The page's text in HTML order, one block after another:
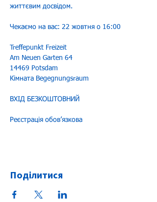
життєвим досвідом.
Чекаємо на вас: 22 жовтня о 16:00
Treffepunkt Freizeit
Am Neuen Garten 64
14469 Potsdam
Кімната Begegnungsraum
ВХІД БЕЗКОШТОВНИЙ
Реєстрація обовʼязкова
Поділитися